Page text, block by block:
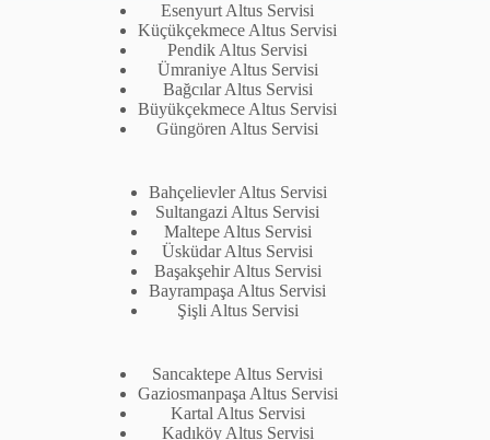
Esenyurt Altus Servisi
Küçükçekmece Altus Servisi
Pendik Altus Servisi
Ümraniye Altus Servisi
Bağcılar Altus Servisi
Büyükçekmece Altus Servisi
Güngören Altus Servisi
Bahçelievler Altus Servisi
Sultangazi Altus Servisi
Maltepe Altus Servisi
Üsküdar Altus Servisi
Başakşehir Altus Servisi
Bayrampaşa Altus Servisi
Şişli Altus Servisi
Sancaktepe Altus Servisi
Gaziosmanpaşa Altus Servisi
Kartal Altus Servisi
Kadıköy Altus Servisi